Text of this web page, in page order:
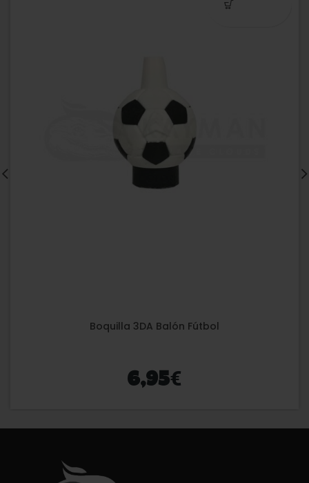
Boquilla 3DA Balón Fútbol
6,95€